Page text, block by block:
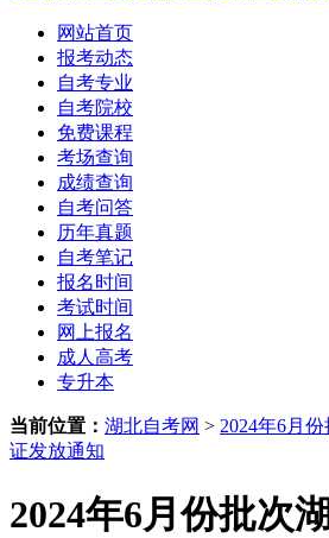
网站首页
报考动态
自考专业
自考院校
免费课程
考场查询
成绩查询
自考问答
历年真题
自考笔记
报名时间
考试时间
网上报名
成人高考
专升本
当前位置： 湖北自考网 > 2024年6月
证发放通知
2024年6月份批次